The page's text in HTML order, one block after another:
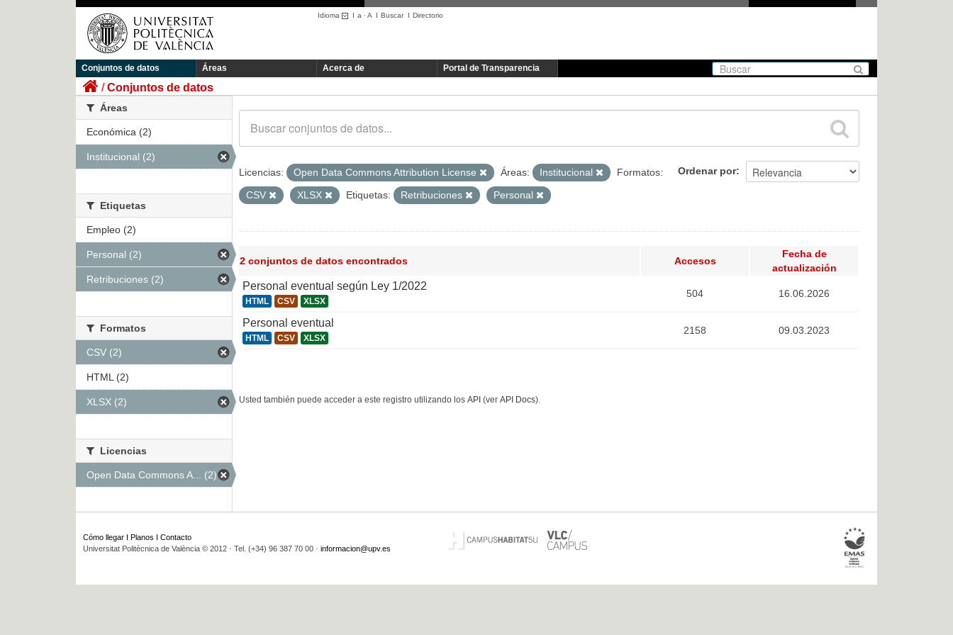
Idioma I a ·A I BuscarI Directorio
Conjuntos de datos Áreas Acerca de Portal de Transparencia
Conjuntos de datos
Ordenar por
Licencias: Open Data Commons Attribution License Áreas: Institucional
Formatos:
CSV
XLSX Etiquetas: Retribuciones Personal
2 conjuntos de datos encontrados Accesos
Fecha de
actualización
Personal eventual según Ley 1/2022
HTML CSV XLSX
504 16.06.2026
Personal eventual
HTML CSV XLSX
2158 09.03.2023
Usted también puede acceder a este registro utilizando los API (ver API Docs).
Áreas
Económica (2)
Institucional (2)
Etiquetas
Empleo (2)
Personal (2)
Retribuciones (2)
Formatos
CSV (2)
HTML (2)
XLSX (2)
Licencias
Open Data Commons A... (2)
Cómo llegar Planos
Contacto
Universitat Politècnica de València © 2012 · Tel. (+34) 96 387 70 00 · informacion@upv.es